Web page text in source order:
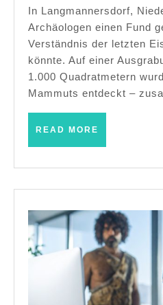
in
In Langmannersdorf, Niederösterreich, haben
Archäologen einen Fund
Verständnis der letzten
könnte. Auf einer
1.000 Quadratmetern
Mammuts entdeckt –
READ MORE